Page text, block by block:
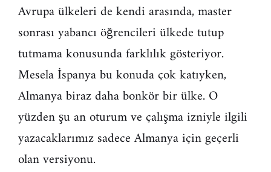
Avrupa ülkeleri de kendi arasında, master
sonrası yabancı öğrencileri ülkede tutup
tutmama konusunda farklılık gösteriyor.
Mesela İspanya bu konuda çok katıyken,
Almanya biraz daha bonkör bir ülke. O
yüzden şu an oturum ve çalışma izniyle ilgili
yazacaklarımız sadece Almanya için geçerli
olan versiyonu.